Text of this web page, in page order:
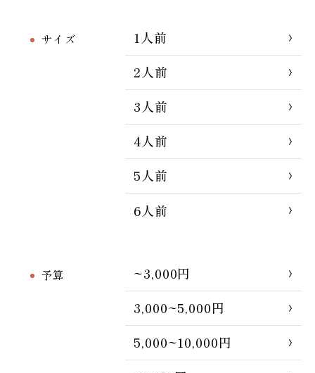
サイズ
1人前
2人前
3人前
4人前
5人前
6人前
予算
~3,000円
3,000~5,000円
5,000~10,000円